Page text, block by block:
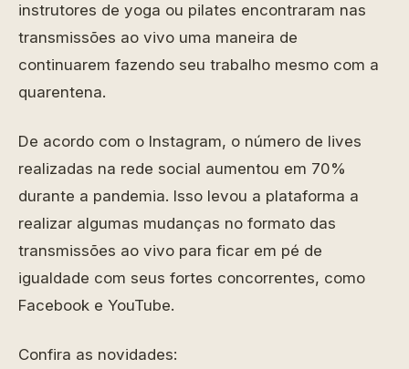
instrutores de yoga ou pilates encontraram nas
transmissões ao vivo uma maneira de
continuarem fazendo seu trabalho mesmo com a
quarentena.
De acordo com o Instagram, o número de lives
realizadas na rede social aumentou em 70%
durante a pandemia. Isso levou a plataforma a
realizar algumas mudanças no formato das
transmissões ao vivo para ficar em pé de
igualdade com seus fortes concorrentes, como
Facebook e YouTube.
Confira as novidades: